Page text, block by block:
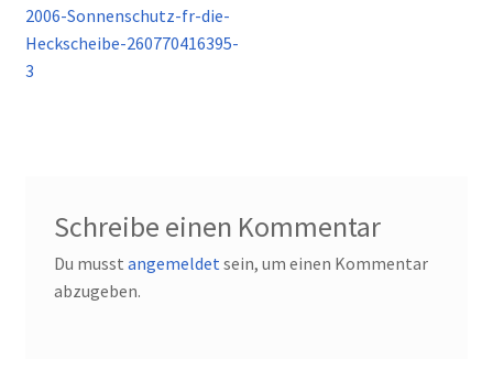
2006-Sonnenschutz-fr-die-
Heckscheibe-260770416395-
3
Schreibe einen Kommentar
Du musst angemeldetsein, um einen Kommentar
abzugeben.